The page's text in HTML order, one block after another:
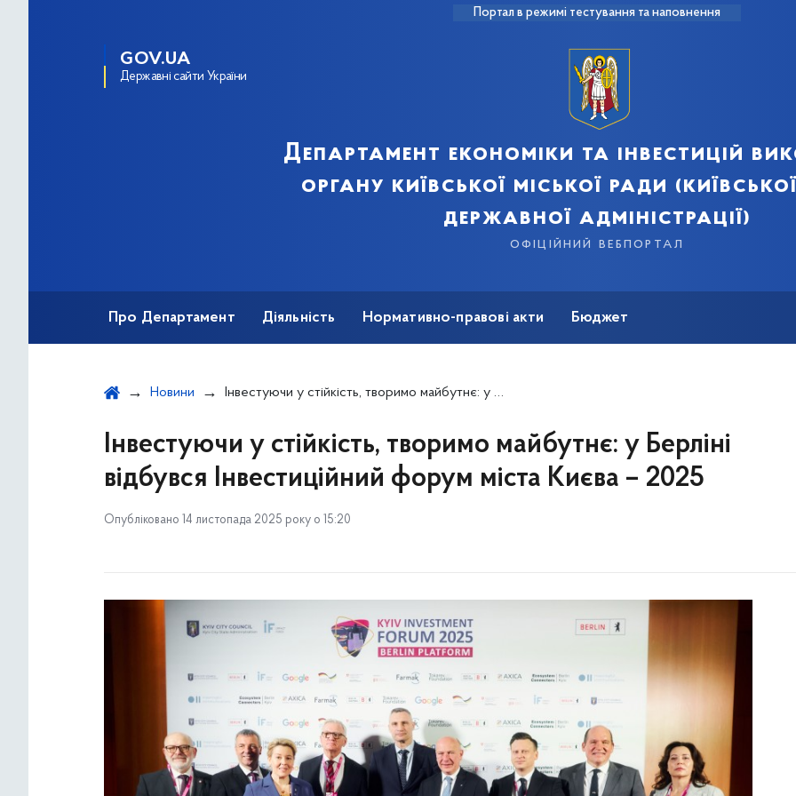
Портал в режимі тестування та наповнення
GOV.UA
Державні сайти України
Департамент економіки та інвестицій
органу київської міської ради
державної адміністрації)
офіційний вебпортал
Про Департамент Діяльність Нормативно-правові акти Бюджет
Новини Інвестуючи у стійкість, творимо майбутнє: у Берліні відбувся Інвестиційний форум міста Києва – 2025
Інвестуючи у стійкість, творимо майбутнє: у Берліні
відбувся Інвестиційний форум міста Києва – 2025
Опубліковано 14 листопада 2025 року о 15:20